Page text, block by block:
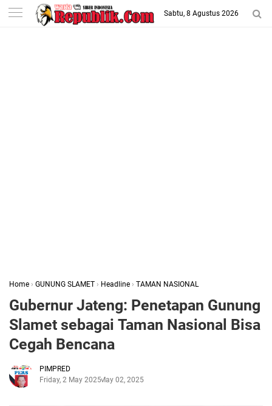
-->
Sabtu, 8 Agustus 2026
Home › GUNUNG SLAMET › Headline › TAMAN NASIONAL
Gubernur Jateng: Penetapan Gunung
Slamet sebagai Taman Nasional Bisa
Cegah Bencana
PIMPRED
Friday, 2 May 2025May 02, 2025